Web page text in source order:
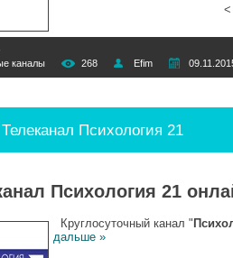
<
каналы 268 Efim
Телеканал Психология 21
Психология 21
Круглосуточный канал "
дальше »